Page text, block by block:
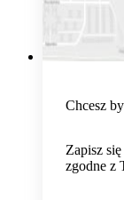
Chcesz
Zapisz
zgodne z